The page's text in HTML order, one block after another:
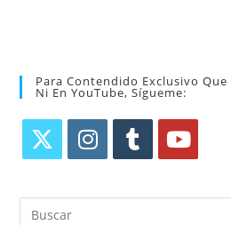
Para Contendido Exclusivo Que
Ni En YouTube, Sígueme: